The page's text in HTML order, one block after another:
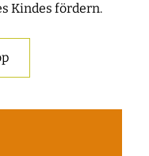
Kindes fördern.